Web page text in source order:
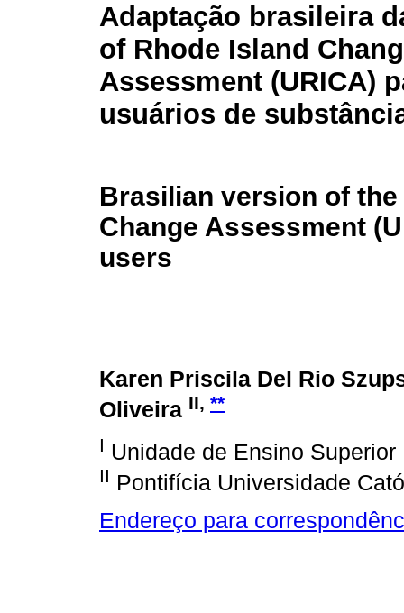
Adaptação brasileira
of Rhode Island
Assessment (URICA)
usuários de
Brasilian version of
Change Assessment
users
Karen Priscila Del Rio
Oliveira II, **
I Unidade de Ensino Superior
II Pontifícia Universidade
Endereço para